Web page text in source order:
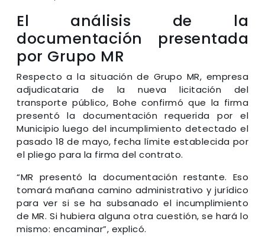
El análisis de la
documentación presentada
por Grupo MR
Respecto a la situación de Grupo MR, empresa
adjudicataria de la nueva licitación del
transporte público, Bohe confirmó que la firma
presentó la documentación requerida por el
Municipio luego del incumplimiento detectado el
pasado 18 de mayo, fecha límite establecida por
el pliego para la firma del contrato.
“MR presentó la documentación restante. Eso
tomará mañana camino administrativo y jurídico
para ver si se ha subsanado el incumplimiento
de MR. Si hubiera alguna otra cuestión, se hará lo
mismo: encaminar”, explicó.